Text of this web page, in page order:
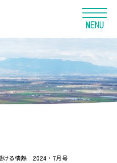
ける情熱 2024・7月号